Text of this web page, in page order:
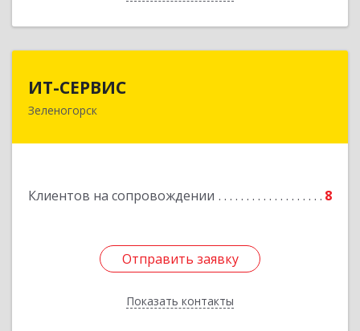
ИТ-СЕРВИС
Зеленогорск
Клиентов на сопровождении 8
Отправить заявку
Показать контакты
663690, Красноярский край, Зеленогорск г,
Отправить заявку
Назад